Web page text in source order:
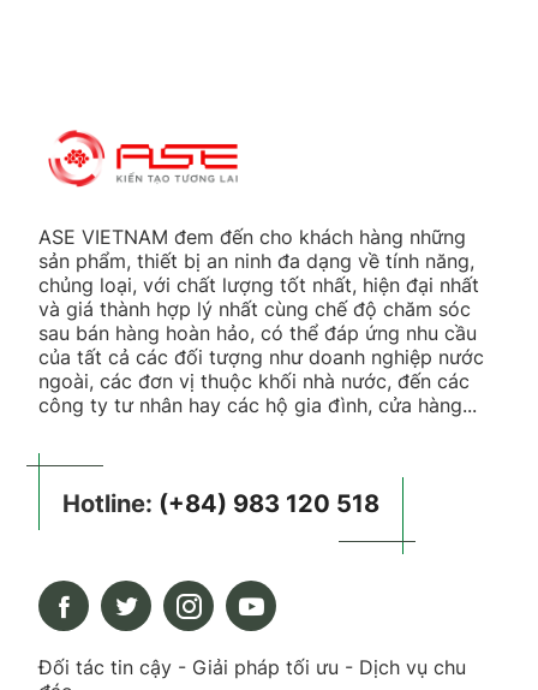
ASE VIETNAM đem đến cho khách hàng những
sản phẩm, thiết bị an ninh đa dạng về tính năng,
chủng loại, với chất lượng tốt nhất, hiện đại nhất
và giá thành hợp lý nhất cùng chế độ chăm sóc
sau bán hàng hoàn hảo, có thể đáp ứng nhu cầu
của tất cả các đối tượng như doanh nghiệp nước
ngoài, các đơn vị thuộc khối nhà nước, đến các
công ty tư nhân hay các hộ gia đình, cửa hàng...
Hotline: (+84) 983 120 518
Đối tác tin cậy - Giải pháp tối ưu - Dịch vụ chu